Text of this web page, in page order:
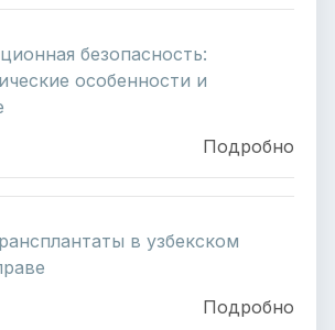
безопасность:
особенности и
Подробно
в узбекском
Подробно